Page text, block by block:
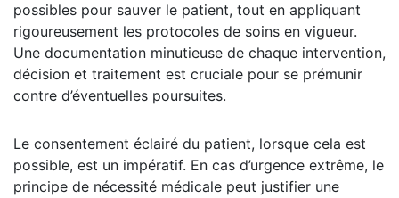
possibles pour sauver le patient, tout en appliquant
rigoureusement les protocoles de soins en vigueur.
Une documentation minutieuse de chaque intervention,
décision et traitement est cruciale pour se prémunir
contre d’éventuelles poursuites.
Le consentement éclairé du patient, lorsque cela est
possible, est un impératif. En cas d’urgence extrême, le
principe de nécessité médicale peut justifier une